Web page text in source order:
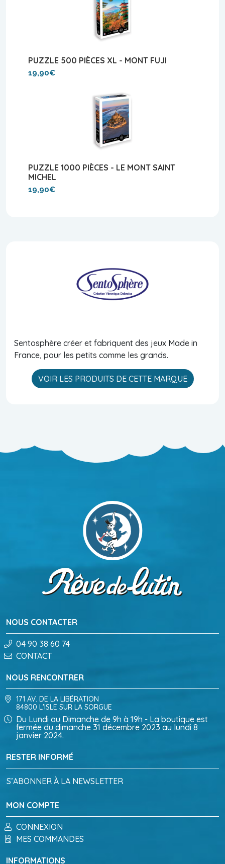
PUZZLE 500 PIÈCES XL - MONT FUJI
19,90€
PUZZLE 1000 PIÈCES - LE MONT SAINT
MICHEL
19,90€
Sentosphère créer et fabriquent des jeux Made in
France, pour les petits comme les grands.
VOIR LES PRODUITS DE CETTE MARQUE
NOUS CONTACTER
04 90 38 60 74
CONTACT
RESTER INFORMÉ
S’ABONNER À LA NEWSLETTER
MON COMPTE
CONNEXION
MES COMMANDES
NOUS RENCONTRER
171 AV. DE LA LIBÉRATION
84800 L'ISLE SUR LA SORGUE
Du Lundi au Dimanche de 9h à 19h - La boutique est
fermée du dimanche 31 décembre 2023 au lundi 8
janvier 2024.
INFORMATIONS